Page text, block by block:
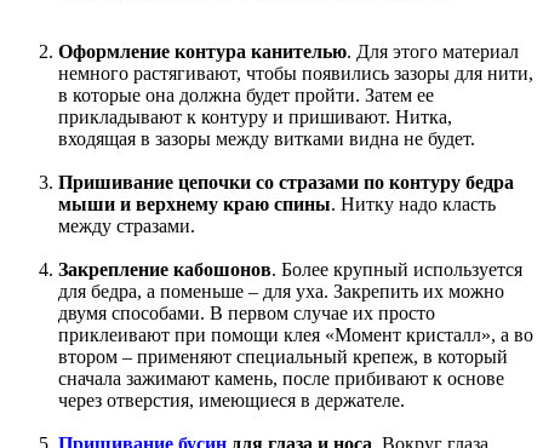
Оформление контура канителью. Для этого материал
немного растягивают, чтобы появились зазоры для нити,
в которые она должна будет пройти. Затем ее
прикладывают к контуру и пришивают. Нитка,
входящая в зазоры между витками видна не будет.
Пришивание цепочки со стразами по контуру бедра
мыши и верхнему краю спины. Нитку надо класть
между стразами.
Закрепление кабошонов. Более крупный используется
для бедра, а поменьше – для уха. Закрепить их можно
двумя способами. В первом случае их просто
приклеивают при помощи клея «Момент кристалл», а во
втором – применяют специальный крепеж, в который
сначала зажимают камень, после прибивают к основе
через отверстия, имеющиеся в держателе.
Пришивание бусин для глаза и носа . Вокруг глаза